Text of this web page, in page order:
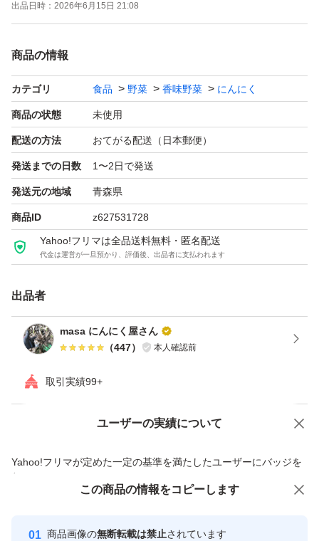
その他、質問やご希望の量、サイズがあれば対応いたしま
すので気軽にコメントよろしくお願いします(^^)
商品が届いたらすぐにお召し上がりになるか、高温、多
湿、に気をつけて、日の当たらない場所で乾燥する様に保
管してください。カビが生えるかもしれません。
出品日時： 2026年6月15日 21:08
商品の情報
カテゴリ 食品 野菜 香味野菜 にんにく
商品の状態 未使用
配送の方法 おてがる配送（日本郵便）
発送までの日数 1〜2日で発送
発送元の地域 青森県
商品ID z627531728
Yahoo!フリマは全品送料無料・匿名配送
代金は運営が一旦預かり、評価後、出品者に支払われます
出品者
masa にんにく屋さん
（447） 本人確認前
取引実績99+
ユーザーの実績について
Yahoo!フリマが定めた一定の基準を満たしたユーザーにバッジを
付与しています
安心取引出品者
心・安全なユーザーです
価格の相談 商品への質問
この商品の情報をコピーします
商品画像の無断転載は禁止されています
この商品をみている人にオススメ